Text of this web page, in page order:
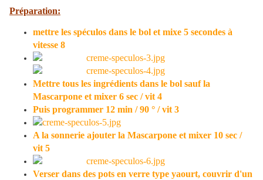
Préparation:
mettre les spéculos dans le bol et mixe 5 secondes à
vitesse 8
Mettre tous les ingrédients dans le bol sauf la
Mascarpone et mixer 6 sec / vit 4
Puis programmer 12 min / 90 ° / vit 3
A la sonnerie ajouter la Mascarpone et mixer 10 sec /
vit 5
Verser dans des pots en verre type yaourt, couvrir d'un